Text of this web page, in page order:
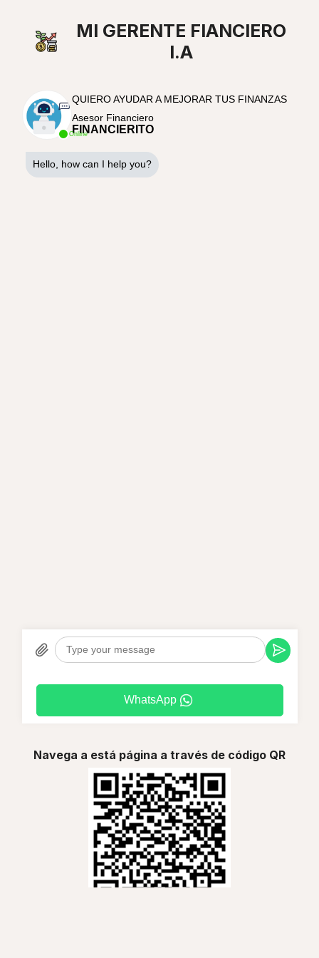
MI GERENTE FIANCIERO
I.A
Online
QUIERO AYUDAR A MEJORAR TUS FINANZAS
Asesor Financiero
FINANCIERITO
Hello, how can I help you?
WhatsApp
Navega a está página a través de código QR